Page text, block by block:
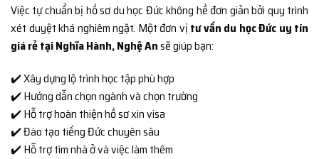
Việc tự chuẩn bị hồ sơ du học Đức không hề đơn giản bởi quy trình
xét duyệt khá nghiêm ngặt. Một đơn vị tư vấn du học Đức uy tín
giá rẻ tại Nghĩa Hành, Nghệ Ansẽ giúp bạn:
✔️ Xây dựng lộ trình học tập phù hợp
✔️ Hướng dẫn chọn ngành và chọn trường
✔️ Hỗ trợ hoàn thiện hồ sơ xin visa
✔️ Đào tạo tiếng Đức chuyên sâu
✔️ Hỗ trợ tìm nhà ở và việc làm thêm